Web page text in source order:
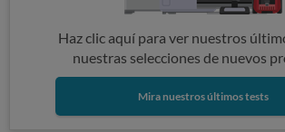
Haz clic aquí para ver nuestros
nuestras selecciones de nuevos
Mira nuestros últimos tests